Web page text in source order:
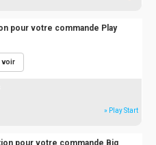
pour votre commande Play
voir
» Play Start
pour votre commande Big